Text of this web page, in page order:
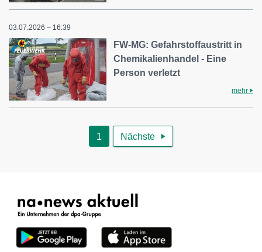
03.07.2026 – 16:39
FW-MG: Gefahrstoffaustritt in
Chemikalienhandel - Eine
Person verletzt
mehr
1 Nächste 